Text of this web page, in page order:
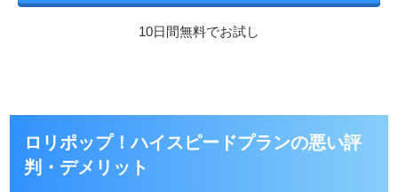
10日間無料でお試し
ロリポップ！ハイスピードプランの悪い評
判・デメリット